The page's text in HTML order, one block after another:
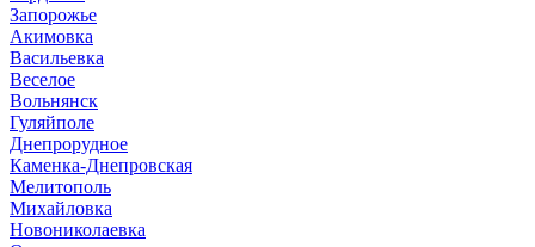
Запорожье
Акимовка
Васильевка
Веселое
Вольнянск
Гуляйполе
Днепрорудное
Каменка-Днепровская
Мелитополь
Михайловка
Новониколаевка